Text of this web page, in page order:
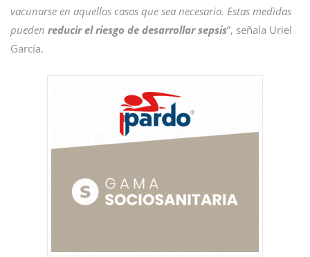
vacunarse en aquellos casos que sea necesario. Estas medidas
pueden reducir el riesgo de desarrollar sepsis”, señala Uriel
García.